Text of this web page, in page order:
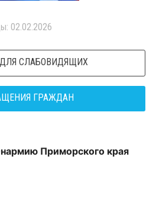
02.02.2026
СЛАБОВИДЯЩИХ
ГРАЖДАН
Приморского края